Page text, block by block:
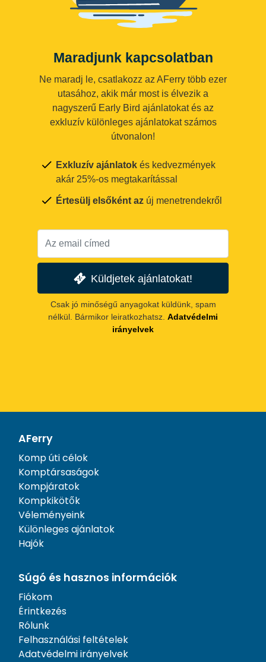
Maradjunk kapcsolatban
Ne maradj le, csatlakozz az AFerry több ezer
utasához, akik már most is élvezik a
nagyszerű Early Bird ajánlatokat és az
exkluzív különleges ajánlatokat számos
útvonalon!
Exkluzív ajánlatok és kedvezmények
akár 25%-os megtakarítással
Értesülj elsőként az új menetrendekről
Küldjetek ajánlatokat!
Csak jó minőségű anyagokat küldünk, spam
nélkül. Bármikor leiratkozhatsz. Adatvédelmi
irányelvek
AFerry
Komp úti célok
Komptársaságok
Kompjáratok
Kompkikötők
Véleményeink
Különleges ajánlatok
Hajók
Súgó és hasznos információk
Fiókom
Érintkezés
Rólunk
Felhasználási feltételek
Adatvédelmi irányelvek